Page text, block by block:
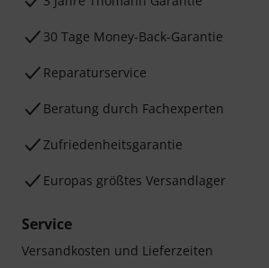
30 Tage Money-Back-Garantie
Reparaturservice
Beratung durch Fachexperten
Zufriedenheitsgarantie
Europas größtes Versandlager
Service
Versandkosten und Lieferzeiten